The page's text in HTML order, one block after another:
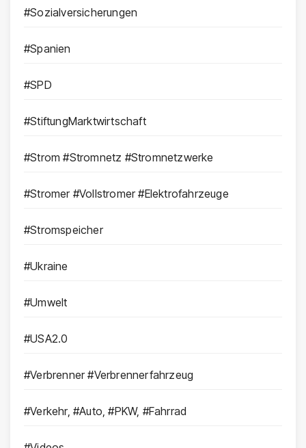
#Sozialversicherungen
#Spanien
#SPD
#StiftungMarktwirtschaft
#Strom #Stromnetz #Stromnetzwerke
#Stromer #Vollstromer #Elektrofahrzeuge
#Stromspeicher
#Ukraine
#Umwelt
#USA2.0
#Verbrenner #Verbrennerfahrzeug
#Verkehr, #Auto, #PKW, #Fahrrad